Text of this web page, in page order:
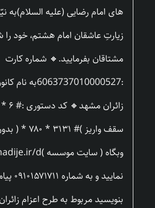
های امام رضایی (علیه السلام)به
زیارتِ عاشقان امام هشتم، خود
مشتاقان بفرمایید.🔸 شماره کارت
سقف واریز
نمایید
بنویسید مربوط به طرح اعزام